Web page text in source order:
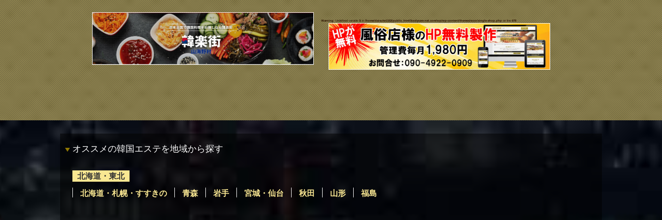
Warning: Undefined variable $i in/home/daisuke1102/public_html/bodycare-net.com/wp/wp-content/themes/ecco/single-shop.phpon line679
オススメの韓国エステを地域から探す
北海道・東北
北海道・札幌・すすきの 青森 岩手 宮城・仙台 秋田 山形 福島